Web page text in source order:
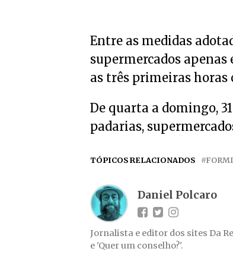
Entre as medidas
supermercados
as três primeiras horas
De quarta a domingo,
padarias,
TÓPICOS RELACIONADOS
Daniel Polcaro
Jornalista e editor dos sites Da
e 'Quer um conselho?'.